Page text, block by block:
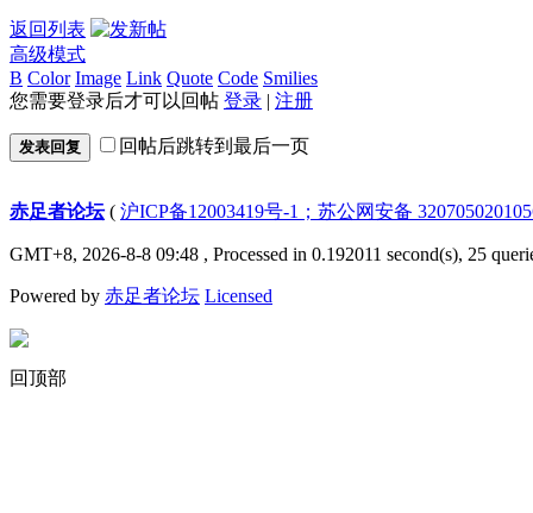
返回列表
高级模式
B Color Image Link Quote Code Smilies
您需要登录后才可以回帖 登录 | 注册
发表回复 回帖后跳转到最后一页
赤足者论坛( 沪ICP备12003419号-1；苏公网安备
GMT+8, 2026-8-8 09:48 , Processed in 0.192011 second(s), 25
Powered by 赤足者论坛 Licensed
回顶部